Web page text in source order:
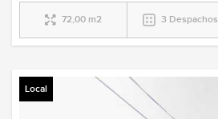
72,00 m2 3 Despachos
Local